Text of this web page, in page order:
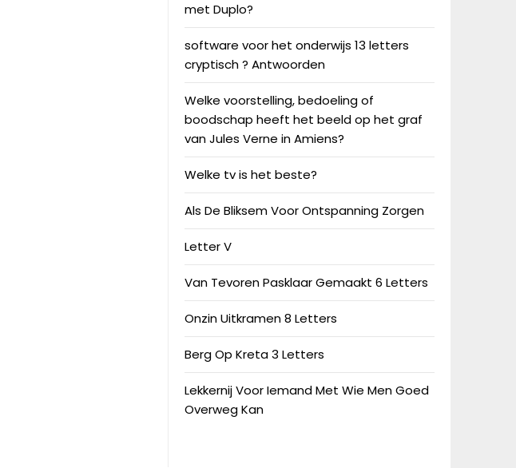
met Duplo?
software voor het onderwijs 13 letters
cryptisch ? Antwoorden
Welke voorstelling, bedoeling of
boodschap heeft het beeld op het graf
van Jules Verne in Amiens?
Welke tv is het beste?
Als De Bliksem Voor Ontspanning Zorgen
Letter V
Van Tevoren Pasklaar Gemaakt 6 Letters
Onzin Uitkramen 8 Letters
Berg Op Kreta 3 Letters
Lekkernij Voor Iemand Met Wie Men Goed
Overweg Kan